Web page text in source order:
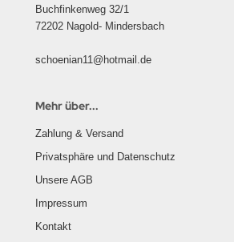
Buchfinkenweg 32/1
72202 Nagold- Mindersbach
schoenian11@hotmail.de
Mehr über...
Zahlung & Versand
Privatsphäre und Datenschutz
Unsere AGB
Impressum
Kontakt